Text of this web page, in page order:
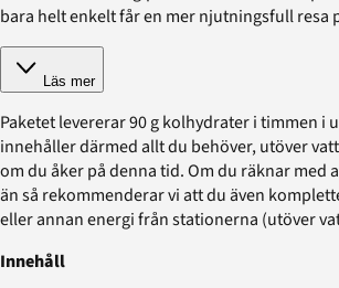
bara helt enkelt får en mer njutningsfull resa
Läs mer
Paketet levererar 90 g kolhydrater i timmen i
innehåller därmed allt du behöver, utöver
om du åker på denna tid. Om du räknar med
än så rekommenderar vi att du även
eller annan energi från stationerna (utöver
Innehåll